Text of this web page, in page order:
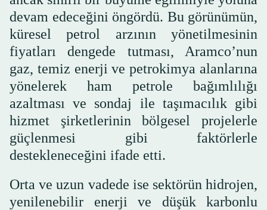
devam edeceğini öngördü. Bu görünümün,
küresel petrol arzının yönetilmesinin
fiyatları dengede tutması, Aramco’nun
gaz, temiz enerji ve petrokimya alanlarına
yönelerek ham petrole bağımlılığı
azaltması ve sondaj ile taşımacılık gibi
hizmet şirketlerinin bölgesel projelerle
güçlenmesi gibi faktörlerle
destekleneceğini ifade etti.
Orta ve uzun vadede ise sektörün hidrojen,
yenilenebilir enerji ve düşük karbonlu